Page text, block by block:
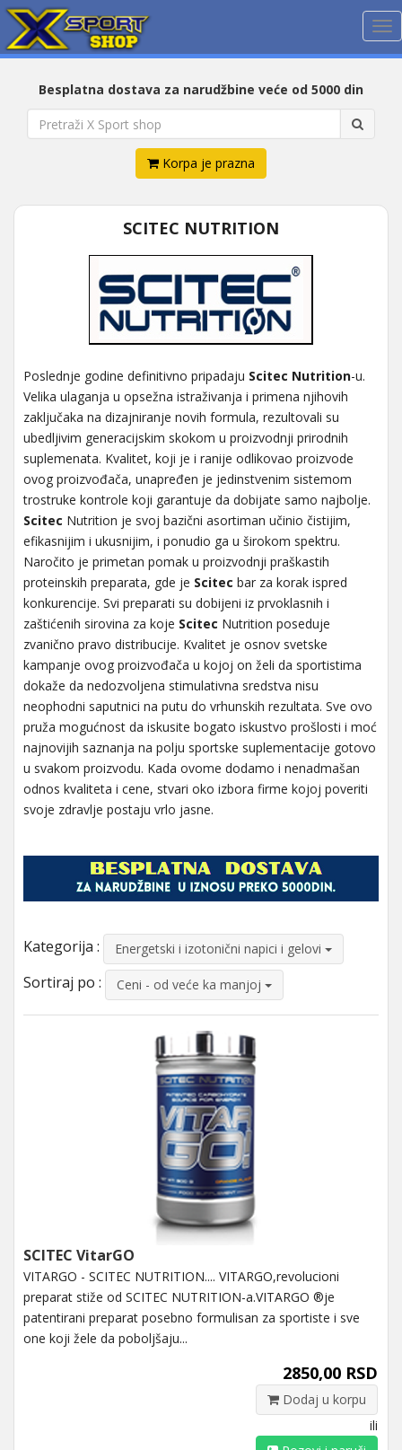
Besplatna dostava za narudžbine veće od 5000 din
Korpa je prazna
SCITEC NUTRITION
Poslednje godine definitivno pripadaju Scitec Nutrition-u.
Velika ulaganja u opsežna istraživanja i primena njihovih
zaključaka na dizajniranje novih formula, rezultovali su
ubedljivim generacijskim skokom u proizvodnji prirodnih
suplemenata. Kvalitet, koji je i ranije odlikovao proizvode
ovog proizvođača, unapređen je jedinstvenim sistemom
trostruke kontrole koji garantuje da dobijate samo najbolje.
Scitec Nutrition je svoj bazični asortiman učinio čistijim,
efikasnijim i ukusnijim, i ponudio ga u širokom spektru.
Naročito je primetan pomak u proizvodnji praškastih
proteinskih preparata, gde je Scitec bar za korak ispred
konkurencije. Svi preparati su dobijeni iz prvoklasnih i
zaštićenih sirovina za koje Scitec Nutrition poseduje
zvanično pravo distribucije. Kvalitet je osnov svetske
kampanje ovog proizvođača u kojoj on želi da sportistima
dokaže da nedozvoljena stimulativna sredstva nisu
neophodni saputnici na putu do vrhunskih rezultata. Sve ovo
pruža mogućnost da iskusite bogato iskustvo prošlosti i moć
najnovijih saznanja na polju sportske suplementacije gotovo
u svakom proizvodu. Kada ovome dodamo i nenadmašan
odnos kvaliteta i cene, stvari oko izbora firme kojoj poveriti
svoje zdravlje postaju vrlo jasne.
Kategorija : Energetski i izotonični napici i gelovi
Sortiraj po : Ceni - od veće ka manjoj
SCITEC VitarGO
VITARGO - SCITEC NUTRITION.... VITARGO,revolucioni
preparat stiže od SCITEC NUTRITION-a.VITARGO ®je
patentirani preparat posebno formulisan za sportiste i sve
one koji žele da poboljšaju...
2850,00 RSD
Dodaj u korpu
ili